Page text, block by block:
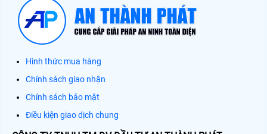
Hình thức mua hàng
Chính sách giao nhận
Chính sách bảo mật
Điều kiện giao dịch chung